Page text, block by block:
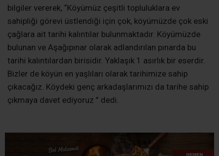
bilgiler vererek, “Köyümüz çeşitli topluluklara ev
sahipliği görevi üstlendiği için çok, köyümüzde çok eski
çağlara ait tarihi kalıntılar bulunmaktadır. Köyümüzde
bulunan ve Aşağıpınar olarak adlandırılan pınarda bu
tarihi kalıntılardan birisidir. Yaklaşık 1 asırlık bir eserdir.
Bizler de köyün en yaşlıları olarak tarihimize sahip
çıkacağız. Köydeki genç arkadaşlarımızı da tarihe sahip
çıkmaya davet ediyoruz ” dedi.